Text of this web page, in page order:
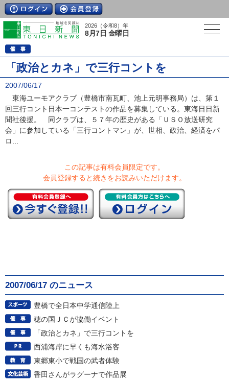
2026（令和8）年
8月7日 金曜日
「政治とカネ」で三行コントを
2007/06/17
東海ユーモアクラブ（豊橋市南瓦町、池上元明事務局）は、第１
回三行コント日本一コンテストの作品を募集している。東海日日新
聞社後援。 同クラブは、５７年の歴史がある「ＵＳＯ放送研究
会」に参加している「三行コントマン」が、世相、政治、経済をパ
ロ...
この記事は有料会員限定です。
会員登録すると続きをお読みいただけます。
2007/06/17 のニュース
豊橋で全日本中学通信陸上
穂の国ＪＣが協働イベント
「政治とカネ」で三行コントを
西浦海岸に早くも海水浴客
東郷東小で戦国の武者体験
香田さんがラグーナで作品展